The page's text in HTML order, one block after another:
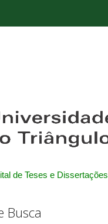
de Teses e Dissertações
Busca